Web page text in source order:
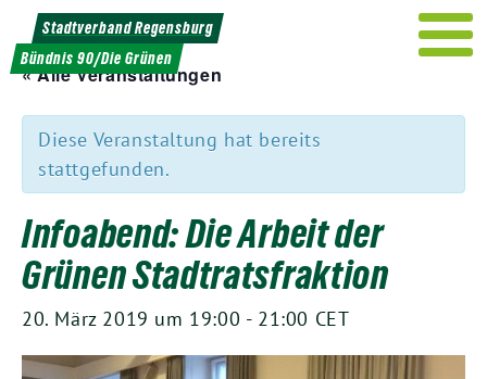
Weiter
zum
Inhalt
Stadtverband Regensburg
Bündnis 90/Die Grünen
« Alle Veranstaltungen
Diese Veranstaltung hat bereits
stattgefunden.
Infoabend: Die Arbeit der
Grünen Stadtratsfraktion
20. März 2019 um 19:00 - 21:00 CET